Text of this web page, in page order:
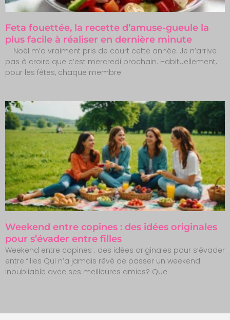
Feta fouettée, la recette d’amuse-gueule la
plus facile à réaliser en dernière minute
Noël m’a vraiment pris de court cette année. Je n’arrive
pas à croire que c’est mercredi prochain. Habituellement,
pour les fêtes, chaque membre
Weekend entre copines : des idées originales
pour s’évader entre filles
Weekend entre copines : des idées originales pour s’évader
entre filles Qui n’a jamais rêvé de passer un weekend
inoubliable avec ses meilleures amies? Que